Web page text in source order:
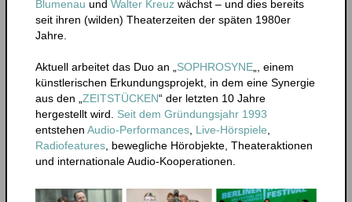
Blumenau und Walter Kreuzwächst – und dies bereits
seit ihren (wilden) Theaterzeiten der späten 1980er
Jahre.
Aktuell arbeitet das Duo an „ SOPHROSYNE„, einem
künstlerischen Erkundungsprojekt, in dem eine Synergie
aus den „ ZEITSTÜCKEN“ der letzten 10 Jahre
hergestellt wird. Seit dem Gründungsjahr 1993
entstehen Audio-Performances, Live-Hörspiele
Radiofeatures, bewegliche Hörobjekte, Theateraktionen
und internationale Audio-Kooperationen.